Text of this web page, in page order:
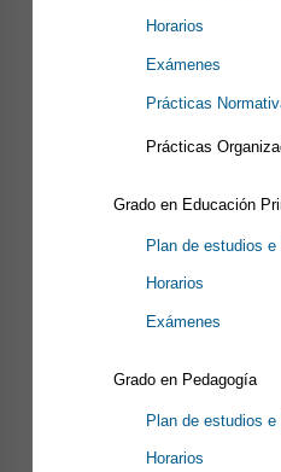
Horarios
Exámenes
Prácticas
Prácticas
Grado en Educación
Plan de estudios
Horarios
Exámenes
Grado en Pedagogía
Plan de estudios
Horarios